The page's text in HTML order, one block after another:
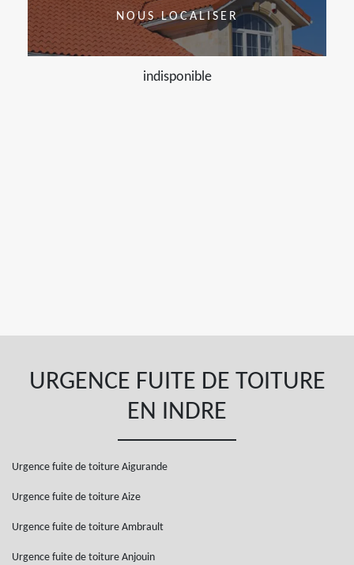
NOUS LOCALISER
indisponible
URGENCE FUITE DE TOITURE
EN INDRE
Urgence fuite de toiture Aigurande
Urgence fuite de toiture Aize
Urgence fuite de toiture Ambrault
Urgence fuite de toiture Anjouin